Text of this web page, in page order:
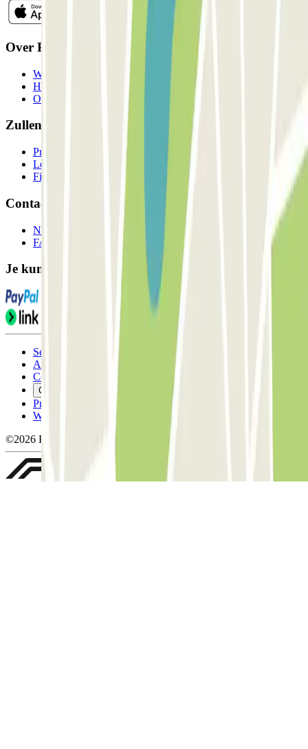
Over Parclick
Wie we zijn
Hoe het werkt
Onze parkeergarages
Zullen we samenwerken?
Professionals
Leverancier parkeren
Filialen
Contact
Neem contact met ons op
FAQ
Je kunt deze betaalmethoden gebruiken:
Servicevoorwaarden
Annuleringsvoorwaarden
Cookiebeleid
Cookies beheren
Privacybeleid
Whistleblowing
©2026 Parclick. All rights reserved